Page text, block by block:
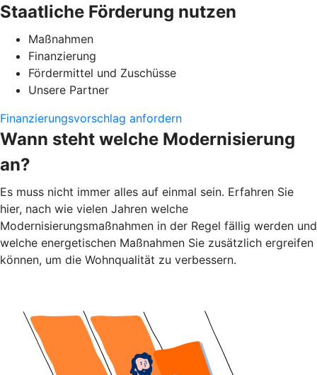
Staatliche Förderung nutzen
Maßnahmen
Finanzierung
Fördermittel und Zuschüsse
Unsere Partner
Finanzierungsvorschlag anfordern
Wann steht welche Modernisierung
an?
Es muss nicht immer alles auf einmal sein. Erfahren Sie
hier, nach wie vielen Jahren welche
Modernisierungsmaßnahmen in der Regel fällig werden und
welche energetischen Maßnahmen Sie zusätzlich ergreifen
können, um die Wohnqualität zu verbessern.